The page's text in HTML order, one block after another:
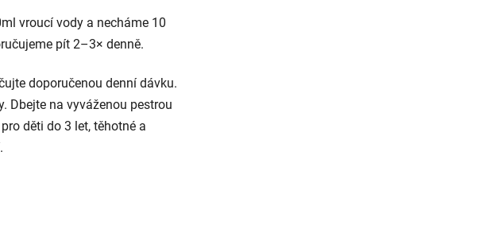
vroucí vody a necháme 10
pít 2–3× denně.
doporučenou denní dávku.
Dbejte na vyváženou pestrou
děti do 3 let, těhotné a